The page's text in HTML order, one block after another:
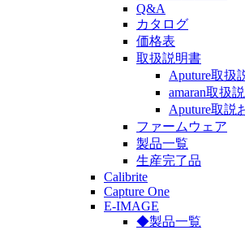
Q&A
カタログ
価格表
取扱説明書
Aputure取扱
amaran取扱
Aputure取説
ファームウェア
製品一覧
生産完了品
Calibrite
Capture One
E-IMAGE
◆製品一覧